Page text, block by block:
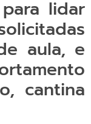
lidar
aula, e
cantina